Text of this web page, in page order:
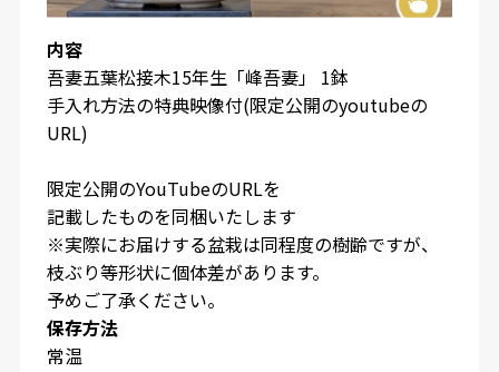
内容
吾妻五葉松接木15年生「峰吾妻」 1鉢
手入れ方法の特典映像付(限定公開のyoutubeの
URL)
限定公開のYouTubeのURLを
記載したものを同梱いたします
※実際にお届けする盆栽は同程度の樹齢ですが、
枝ぶり等形状に個体差があります。
予めご了承ください。
保存方法
常温